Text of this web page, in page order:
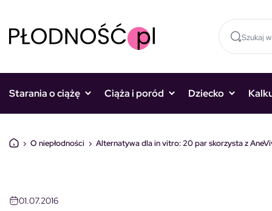
Starania o ciążę Ciąża i poród Dziecko
› O niepłodności › Alternatywa dla in vitro: 20 par skorzysta z
01.07.2016